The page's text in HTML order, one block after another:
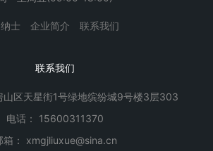
士 企业简介 联系我们
联系我们
山区天星街1号绿地缤纷城9号楼3层303
电话： 15600311370
箱： xmgjliuxue@sina.cn